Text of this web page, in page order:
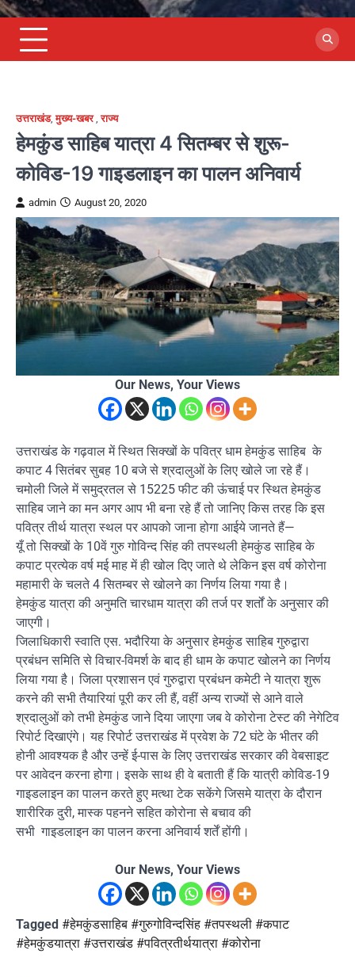
उत्तराखंड,मुख्य-खबर,राज्य
हेमकुंड साहिब यात्रा 4 सितम्बर से शुरू-
कोविड-19 गाइडलाइन का पालन अनिवार्य
admin August 20, 2020
Our News, Your Views
उत्तराखंड के गढ़वाल में स्थित सिक्खों के पवित्र धाम हेमकुंड साहिब के
कपाट 4 सितंबर सुबह 10 बजे से श्रदालुओं के लिए खोले जा रहे हैं।
चमोली जिले में समुद्रतल से 15225 फीट की ऊंचाई पर स्थित हेमकुंड
साहिब जाने का मन अगर आप भी बना रहे हैं तो जानिए किस तरह कि इस
पवित्र तीर्थ यात्रा स्थल पर आपको जाना होगा आईये जानते हैं—
यूँ तो सिक्खों के 10वें गुरु गोविन्द सिंह की तपस्थली हेमकुंड साहिब के
कपाट प्रत्येक वर्ष मई माह में ही खोल दिए जाते थे लेकिन इस वर्ष कोरोना
महामारी के चलते 4 सितम्बर से खोलने का निर्णय लिया गया है।
हेमकुंड यात्रा की अनुमति चारधाम यात्रा की तर्ज पर शर्तों के अनुसार की
जाएगी।
जिलाधिकारी स्वाति एस. भदौरिया के अनुसार हेमकुंड साहिब गुरुद्वारा
प्रबंधन समिति से विचार-विमर्श के बाद ही धाम के कपाट खोलने का निर्णय
लिया गया है। जिला प्रशासन एवं गुरुद्वारा प्रबंधन कमेटी ने यात्रा शुरू
करने की सभी तैयारियां पूरी कर ली हैं, वहीं अन्य राज्यों से आने वाले
श्रदालुओं को तभी हेमकुंड जाने दिया जाएगा जब वे कोरोना टेस्ट की नेगेटिव
रिपोर्ट दिखाएंगे। यह रिपोर्ट उत्तराखंड में प्रवेश के 72 घंटे के भीतर की
होनी आवश्यक है और उन्हें ई-पास के लिए उत्तराखंड सरकार की वेबसाइट
पर आवेदन करना होगा। इसके साथ ही वे बताती हैं कि यात्री कोविड-19
गाइडलाइन का पालन करते हुए मत्था टेक सकेंगे जिसमे यात्रा के दौरान
शारीरिक दुरी, मास्क पहनने सहित कोरोना से बचाव की
सभी गाइडलाइन का पालन करना अनिवार्य शर्तें होंगी।
Our News, Your Views
Tagged #हेमकुंडसाहिब #गुरुगोविन्दसिंह #तपस्थली #कपाट
#हेमकुंडयात्रा #उत्तराखंड #पवित्रतीर्थयात्रा #कोरोना